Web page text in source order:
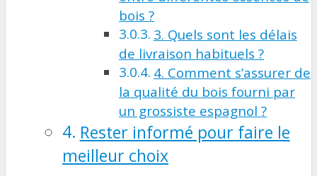
bois ?
3. Quels sont les délais
de livraison habituels ?
4. Comment s’assurer de
la qualité du bois fourni par
un grossiste espagnol ?
Rester informé pour faire le
meilleur choix